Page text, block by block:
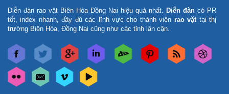
Diễn đàn rao vặt Biên Hòa Đồng Nai hiệu quả nhất. Diễn đàn có PR
tốt, index nhanh, đầy đủ các lĩnh vực cho thành viên rao vặt tại thị
trường Biên Hòa, Đồng Nai cũng như các tỉnh lân cận.